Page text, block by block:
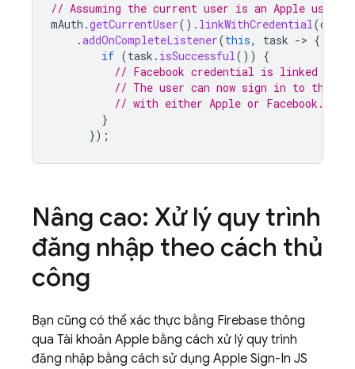
// Assuming the current user is an Apple user
mAuth .getCurrentUser(). linkWithCredential(
.addOnCompleteListener(this, task -> {
if (task . isSuccessful())
{
// Facebook credential is linked to
// The user can now sign in to the
// with either Apple or Facebook.
}
});
Nâng cao: Xử lý quy trình
đăng nhập theo cách thủ
công
Bạn cũng có thể xác thực bằng Firebase thông
qua Tài khoản Apple bằng cách xử lý quy trình
đăng nhập bằng cách sử dụng Apple Sign-In JS